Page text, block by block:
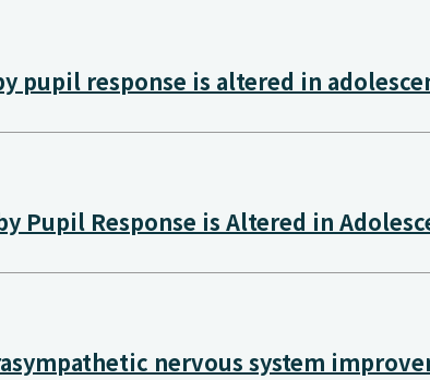
pupil response is altered in
Pupil Response is Altered in
nervous system